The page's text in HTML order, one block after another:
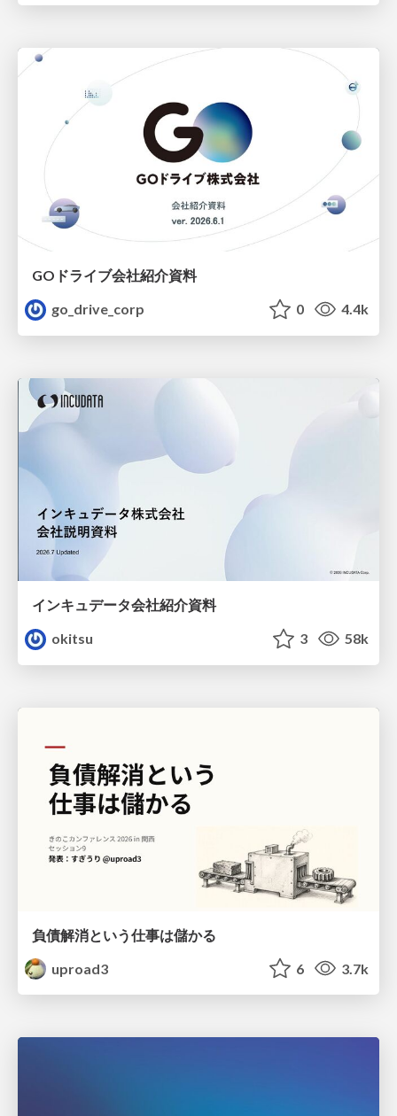
GOドライブ会社紹介資料
go_drive_corp
0 4.4k
インキュデータ会社紹介資料
okitsu
3 58k
負債解消という仕事は儲かる
uproad3
6 3.7k